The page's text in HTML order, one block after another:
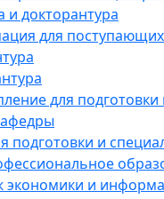
и докторантура
для поступающих
для подготовки
подготовки и
экономики и